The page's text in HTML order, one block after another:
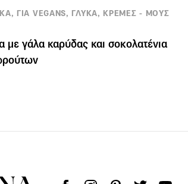
ΓΙΑ VEGANS, ΓΛΥΚΑ, ΚΡΕΜΕΣ - ΜΟΥΣ
με γάλα καρύδας και σοκολατένια